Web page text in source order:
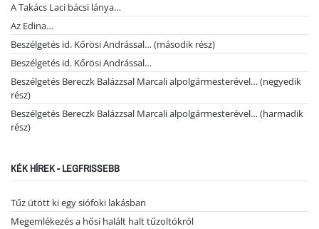
A Takács Laci bácsi lánya…
Az Edina…
Beszélgetés id. Kőrösi Andrással… (második rész)
Beszélgetés id. Kőrösi Andrással…
Beszélgetés Bereczk Balázzsal Marcali alpolgármesterével… (negyedik
rész)
Beszélgetés Bereczk Balázzsal Marcali alpolgármesterével… (harmadik
rész)
KÉK HÍREK - LEGFRISSEBB
Tűz ütött ki egy siófoki lakásban
Megemlékezés a hősi halált halt tűzoltókról